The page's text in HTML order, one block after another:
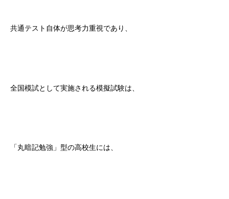
共通テスト自体が思考力重視であり、
全国模試として実施される模擬試験は、
「丸暗記勉強」型の高校生には、